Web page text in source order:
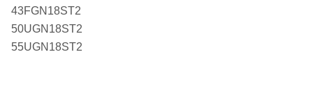
43FGN18ST2
50UGN18ST2
55UGN18ST2